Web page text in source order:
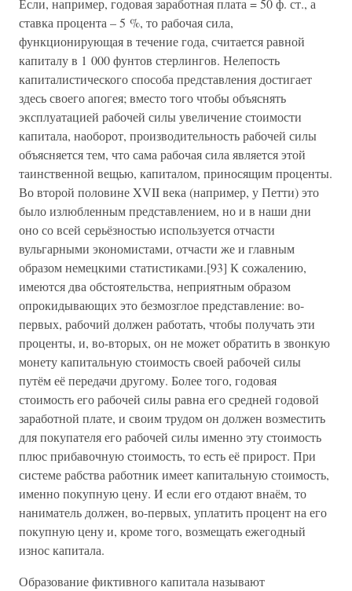
Если, например, годовая заработная плата = 50 ф. ст., а
ставка процента – 5 %, то рабочая сила,
функционирующая в течение года, считается равной
капиталу в 1 000 фунтов стерлингов. Нелепость
капиталистического способа представления достигает
здесь своего апогея; вместо того чтобы объяснять
эксплуатацией рабочей силы увеличение стоимости
капитала, наоборот, производительность рабочей силы
объясняется тем, что сама рабочая сила является этой
таинственной вещью, капиталом, приносящим проценты.
Во второй половине XVII века (например, у Петти) это
было излюбленным представлением, но и в наши дни
оно со всей серьёзностью используется отчасти
вульгарными экономистами, отчасти же и главным
образом немецкими статистиками.[93] К сожалению,
имеются два обстоятельства, неприятным образом
опрокидывающих это безмозглое представление: во-
первых, рабочий должен работать, чтобы получать эти
проценты, и, во-вторых, он не может обратить в звонкую
монету капитальную стоимость своей рабочей силы
путём её передачи другому. Более того, годовая
стоимость его рабочей силы равна его средней годовой
заработной плате, и своим трудом он должен возместить
для покупателя его рабочей силы именно эту стоимость
плюс прибавочную стоимость, то есть её прирост. При
системе рабства работник имеет капитальную стоимость,
именно покупную цену. И если его отдают внаём, то
наниматель должен, во-первых, уплатить процент на его
покупную цену и, кроме того, возмещать ежегодный
износ капитала.
Образование фиктивного капитала называют